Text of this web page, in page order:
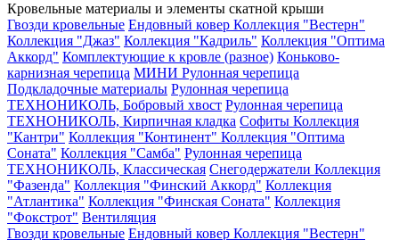
Кровельные материалы и элементы скатной крыши
Гвозди кровельные Ендовный ковер Коллекция "Вестерн"
Коллекция "Джаз" Коллекция "Кадриль" Коллекция "Оптима
Аккорд" Комплектующие к кровле (разное) Коньково-
карнизная черепица МИНИ Рулонная черепица
Подкладочные материалы Рулонная черепица
ТЕХНОНИКОЛЬ, Бобровый хвост Рулонная черепица
ТЕХНОНИКОЛЬ, Кирпичная кладка Софиты Коллекция
"Кантри" Коллекция "Континент" Коллекция "Оптима
Соната" Коллекция "Самба" Рулонная черепица
ТЕХНОНИКОЛЬ, Классическая Снегодержатели Коллекция
"Фазенда" Коллекция "Финский Аккорд" Коллекция
"Атлантика" Коллекция "Финская Соната" Коллекция
"Фокстрот" Вентиляция
Гвозди кровельные Ендовный ковер Коллекция "Вестерн"